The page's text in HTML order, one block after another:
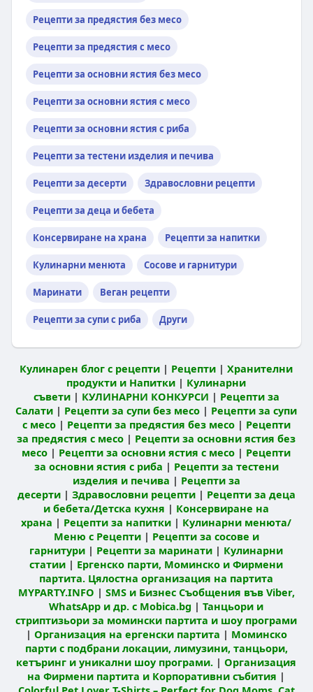
Рецепти за предястия без месо
Рецепти за предястия с месо
Рецепти за основни ястия без месо
Рецепти за основни ястия с месо
Рецепти за основни ястия с риба
Рецепти за тестени изделия и печива
Рецепти за десерти Здравословни рецепти
Рецепти за деца и бебета
Консервиране на храна Рецепти за напитки
Кулинарни менюта Сосове и гарнитури
Маринати Веган рецепти
Рецепти за супи с риба Други
Кулинарен блог с рецепти | Рецепти |Хранителни
продукти и Напитки | Кулинарни
съвети| КУЛИНАРНИ КОНКУРСИ | Рецепти за
Салати | Рецепти за супи без месо | Рецепти за супи
с месо| Рецепти за предястия без месо| Рецепти
за предястия с месо | Рецепти за основни ястия без
месо | Рецепти за основни ястия с месо | Рецепти
за основни ястия с риба | Рецепти за тестени
изделия и печива | Рецепти за
десерти| Здравословни рецепти| Рецепти за деца
и бебета/Детска кухня | Консервиране на
храна | Рецепти за напитки | Кулинарни менюта/
Меню с Рецепти| Рецепти за сосове и
гарнитури | Рецепти за маринати | Кулинарни
статии | Ергенско парти, Моминско и Фирмени
партита. Цялостна организация на партита
MYPARTY.INFO | SMS и Бизнес Съобщения във Viber,
WhatsApp и др. с Mobica.bg |Танцьори и
стриптизьори за момински партита и шоу програми
| Организация на ергенски партита | Моминско
парти с подбрани локации, лимузини, танцьори,
кетъринг и уникални шоу програми. |Организация
на Фирмени партита и Корпоративни събития |